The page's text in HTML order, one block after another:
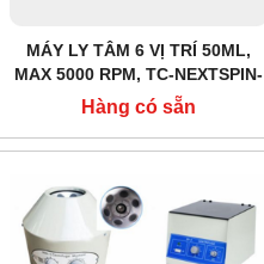
MÁY LY TÂM 6 VỊ TRÍ 50ML,
MAX 5000 RPM, TC-NEXTSPIN-
P106 HÃNG TAISITELAB/MỸ
Hàng có sẵn